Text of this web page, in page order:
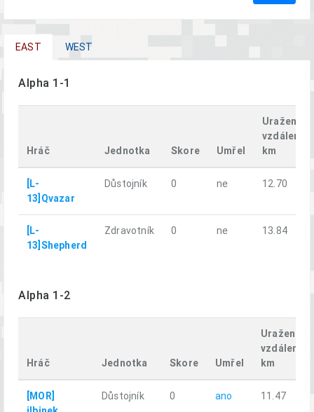
EAST WEST
Alpha 1-1
Hráč Jednotka Skore Umřel
Uražená
km
[L-
13]Qvazar
Důstojník 0 ne 12.70
[L-
13]Shepherd
Zdravotník 0 ne 13.84
Alpha 1-2
Hráč Jednotka Skore Umřel
Uražená
km
[MOR]
Důstojník 0 ano 11.47